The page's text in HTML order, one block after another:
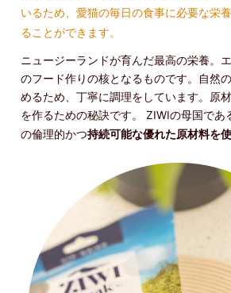
いるため、愛猫の毎日の食事に必要な栄
ることができます。
ニュージーランドが育んだ最高の栄養。
のフード作りの核となるものです。自然
めるため、丁寧に調理をしています。原
を作るための秘訣です。 ZIWIの母国であ
の倫理的かつ持続可能な優れた原材料を